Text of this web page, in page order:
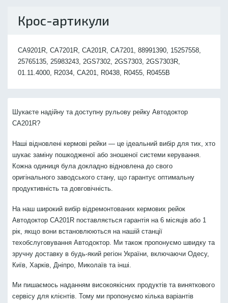
Крос-артикули
CA9201R, CA7201R, CA201R, CA7201, 88991390, 15257558,
25765135, 25983243, 2GS7302, 2GS7303, 2GS7303R,
01.11.4000, R2034, CA201, R0438, R0455, R0455B
Шукаєте надійну та доступну рульову рейку Автодоктор
CA201R?
Наші відновлені кермові рейки — це ідеальний вибір для тих, хто
шукає заміну пошкодженої або зношеної системи керування.
Кожна одиниця була докладно відновлена до свого
оригінального заводського стану, що гарантує оптимальну
продуктивність та довговічність.
На наш широкий вибір відремонтованих кермових рейок
Автодоктор CA201R поставляється гарантія на 6 місяців або 1
рік, якщо вони встановлюються на нашій станції
техобслуговування Автодоктор. Ми також пропонуємо швидку та
зручну доставку в будь-який регіон України, включаючи Одесу,
Київ, Харків, Дніпро, Миколаїв та інші.
Ми пишаємось наданням високоякісних продуктів та виняткового
сервісу для клієнтів. Тому ми пропонуємо кілька варіантів